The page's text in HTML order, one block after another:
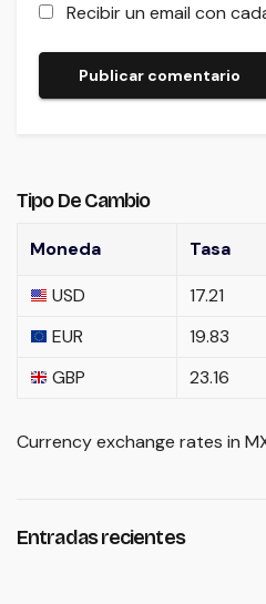
Recibir un email con
Tipo De Cambio
Moneda Tasa
USD
17.21
EUR
19.83
GBP
23.16
Currency exchange rates in
Entradas recientes